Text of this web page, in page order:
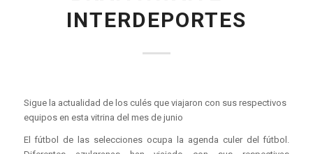
INTERDEPORTES
Sigue la actualidad de los culés que viajaron con sus respectivos
equipos en esta vitrina del mes de junio
El fútbol de las selecciones ocupa la agenda culer del fútbol.